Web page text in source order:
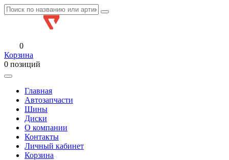
0
Корзина
0 позиций
Главная
Автозапчасти
Шины
Диски
О компании
Контакты
Личный кабинет
Корзина